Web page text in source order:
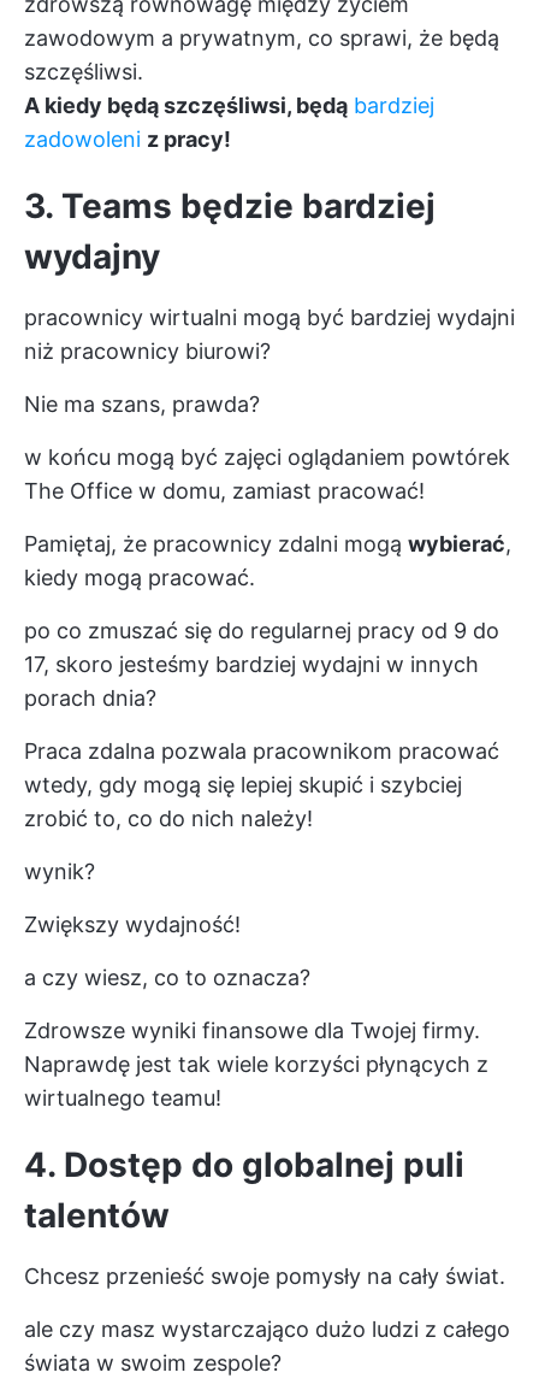
zawodowym a prywatnym, co sprawi, że będą
szczęśliwsi.
A kiedy będą szczęśliwsi, będą bardziej
zadowoleni z pracy!
3. Teams będzie bardziej
wydajny
pracownicy wirtualni mogą być bardziej wydajni
niż pracownicy biurowi?
Nie ma szans, prawda?
w końcu mogą być zajęci oglądaniem powtórek
The Office w domu, zamiast pracować!
Pamiętaj, że pracownicy zdalni mogą wybierać,
kiedy mogą pracować.
po co zmuszać się do regularnej pracy od 9 do
17, skoro jesteśmy bardziej wydajni w innych
porach dnia?
Praca zdalna pozwala pracownikom pracować
wtedy, gdy mogą się lepiej skupić i szybciej
zrobić to, co do nich należy!
wynik?
Zwiększy wydajność!
a czy wiesz, co to oznacza?
Zdrowsze wyniki finansowe dla Twojej firmy.
Naprawdę jest tak wiele korzyści płynących z
wirtualnego teamu!
4. Dostęp do globalnej puli
talentów
Chcesz przenieść swoje pomysły na cały świat.
ale czy masz wystarczająco dużo ludzi z całego
świata w swoim zespole?